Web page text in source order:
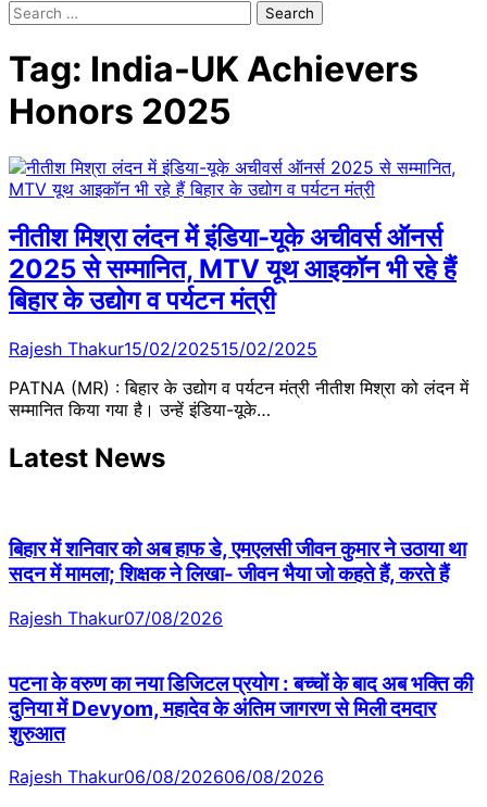
Search
Tag: India-UK Achievers
Honors 2025
नीतीश मिश्रा लंदन में इंडिया-यूके अचीवर्स ऑनर्स
2025 से सम्मानित, MTV यूथ आइकॉन भी रहे हैं
बिहार के उद्योग व पर्यटन मंत्री
Rajesh Thakur15/02/202515/02/2025
PATNA (MR) : बिहार के उद्योग व पर्यटन मंत्री नीतीश मिश्रा को लंदन में
सम्मानित किया गया है। उन्हें इंडिया-यूके…
Latest News
बिहार में शनिवार को अब हाफ डे, एमएलसी जीवन कुमार ने उठाया था
सदन में मामला; शिक्षक ने लिखा- जीवन भैया जो कहते हैं, करते हैं
Rajesh Thakur07/08/2026
पटना के वरुण का नया डिजिटल प्रयोग : बच्चों के बाद अब भक्ति की
दुनिया में Devyom, महादेव के अंतिम जागरण से मिली दमदार
शुरुआत
Rajesh Thakur06/08/202606/08/2026